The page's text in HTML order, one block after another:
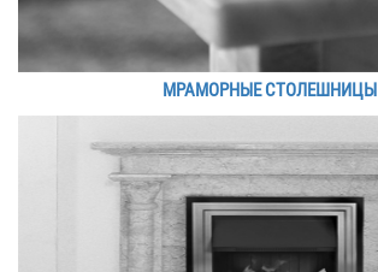
МРАМОРНЫЕ СТОЛЕШНИЦЫ